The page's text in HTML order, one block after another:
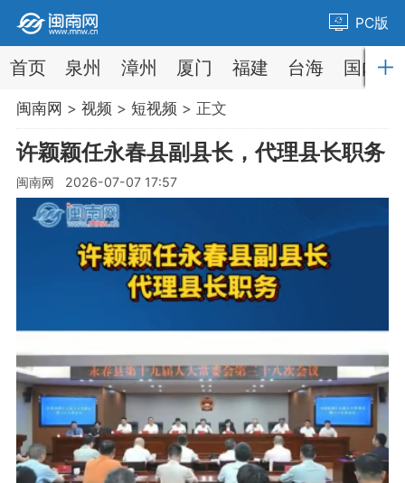
PC版
首页 泉州 漳州 厦门 福建 台海 国内
闽南网 > 视频 > 短视频 > 正文
许颖颖任永春县副县长，代理县长职务
闽南网 2026-07-07 17:57